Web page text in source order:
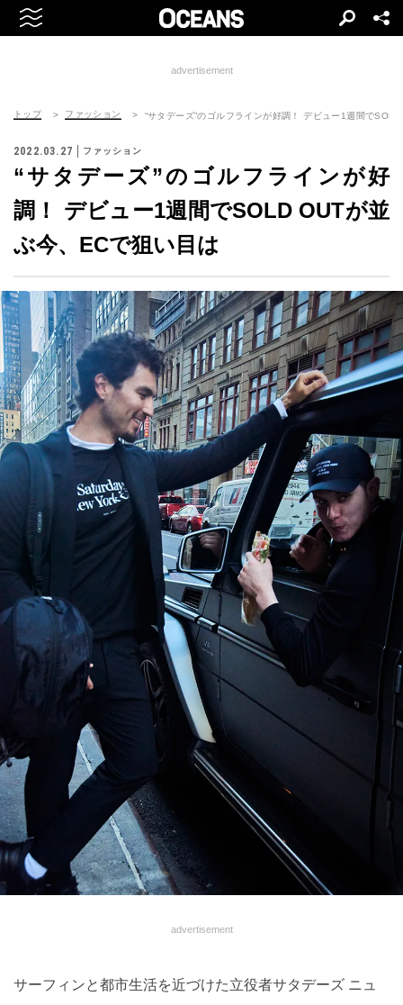
advertisement
トップ ファッション “サタデーズ”のゴルフラインが好調！ デビュー1週間で
2022.03.27 ファッション
“サタデーズ”のゴルフラインが好
調！ デビュー1週間でSOLD OUTが並
ぶ今、ECで狙い目は
advertisement
サーフィンと都市生活を近づけた立役者サタデーズ ニュ